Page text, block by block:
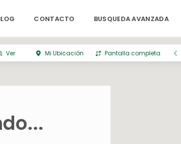
CONTACTO BUSQUEDA AVANZADA
Ver Mi Ubicación Pantalla completa